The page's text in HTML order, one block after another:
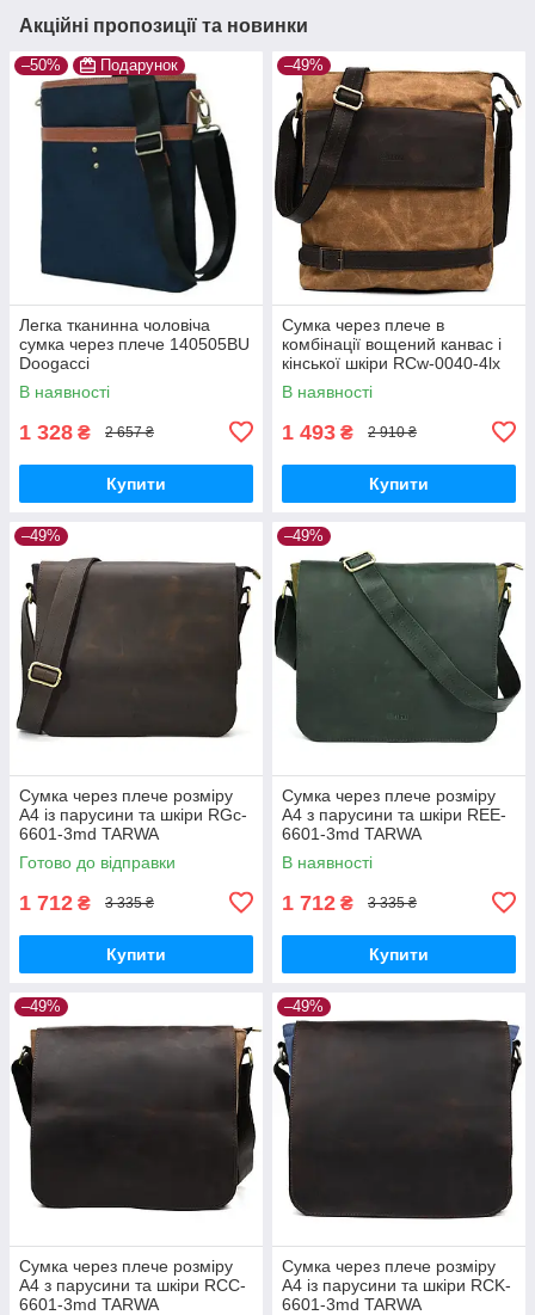
Акційні пропозиції та новинки
–50% Подарунок
Легка тканинна чоловіча
сумка через плече 140505BU
Doogacci
В наявності
1 328 ₴ 2 657 ₴
Купити
–49%
Сумка через плече в
комбінації вощений канвас і
кінської шкіри RCw-0040-4lx
TARWA
В наявності
1 493 ₴ 2 910 ₴
Купити
–49%
Сумка через плече розміру
А4 із парусини та шкіри RGc-
6601-3md TARWA
Готово до відправки
1 712 ₴ 3 335 ₴
Купити
–49%
Сумка через плече розміру
А4 з парусини та шкіри REE-
6601-3md TARWA
В наявності
1 712 ₴ 3 335 ₴
Купити
–49%
Сумка через плече розміру
А4 з парусини та шкіри RCC-
6601-3md TARWA
–49%
Сумка через плече розміру
А4 із парусини та шкіри RCK-
6601-3md TARWA